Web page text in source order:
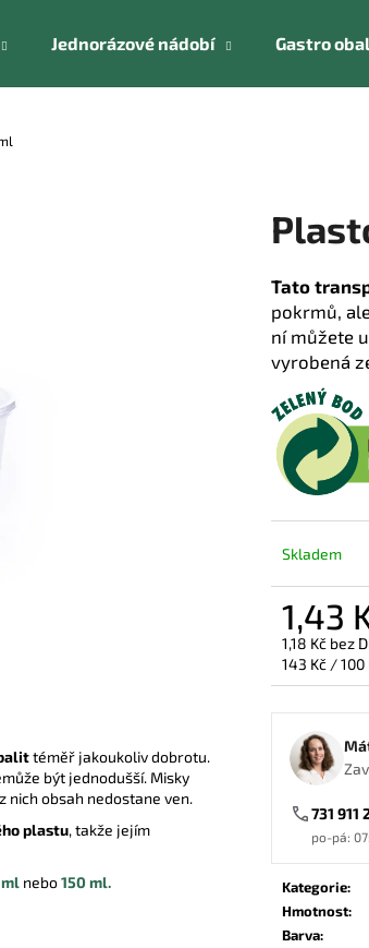
Jednorázové nádobí Gastro
téměř jakoukoliv dobrotu.
být jednodušší. Misky
nich obsah nedostane ven.
plastu, takže jejím
nebo150 ml.
Tato
pokrmů,
ní můžete
vyrobená
Skladem
1,43
1,18 Kč bez
Měrná
cena:
143 Kč / 100
731 911
po-pá:
Kategorie:
Hmotnost:
Barva: